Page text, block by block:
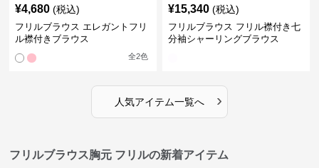
¥4,680 (税込)
フリルブラウス エレガントフリ
ル襟付きブラウス
全2色
¥15,340 (税込)
フリルブラウス フリル襟付き七
分袖シャーリングブラウス
人気アイテム一覧へ ›
フリルブラウス胸元 フリルの新着アイテム